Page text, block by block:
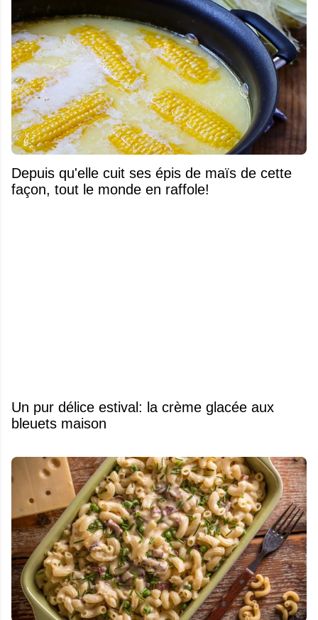
Depuis qu'elle cuit ses épis de maïs de cette
façon, tout le monde en raffole!
Un pur délice estival: la crème glacée aux
bleuets maison